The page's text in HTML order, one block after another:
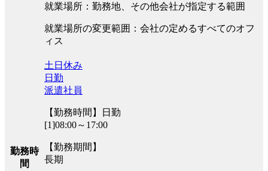
就業場所：勤務地、その他会社が指定する範囲
就業場所の変更範囲：会社の定めるすべてのオフ
ィス
勤務時
間
土日休み
日勤
派遣社員
【勤務時間】日勤
[1]08:00～17:00
【勤務期間】
長期